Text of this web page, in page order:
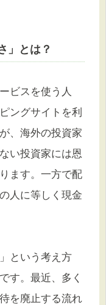
」とは？
ビスを使う人
ングサイトを利
、海外の投資家
い投資家には恩
ます。一方で配
人に等しく現金
という考え方
す。最近、多く
を廃止する流れ